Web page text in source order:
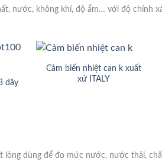
nước, không khí, độ ẩm… với độ chính
dây
Cảm biến nhiệt can k xuất
xứ ITALY
dùng để đo mức nước, nước thải,